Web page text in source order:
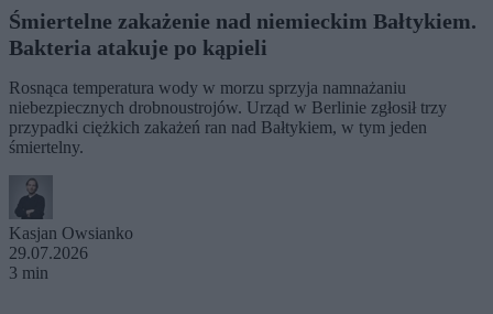
Śmiertelne zakażenie nad niemieckim Bałtykiem.
Bakteria atakuje po kąpieli
Rosnąca temperatura wody w morzu sprzyja namnażaniu
niebezpiecznych drobnoustrojów. Urząd w Berlinie zgłosił trzy
przypadki ciężkich zakażeń ran nad Bałtykiem, w tym jeden
śmiertelny.
Kasjan Owsianko
29.07.2026
3 min